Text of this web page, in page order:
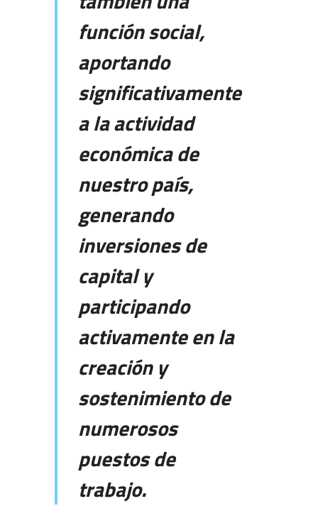
función social,
aportando
significativamente
a la actividad
económica de
nuestro país,
generando
inversiones de
capital y
participando
activamente en la
creación y
sostenimiento de
numerosos
puestos de
trabajo.